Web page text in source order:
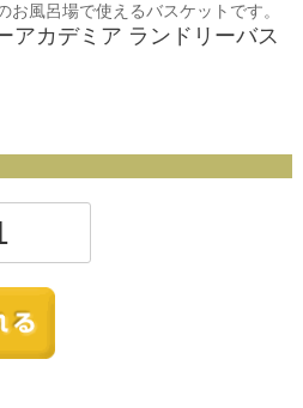
お風呂場で使えるバスケットです。
アカデミア ランドリーバス